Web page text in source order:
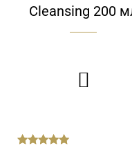
Cleansing 200
